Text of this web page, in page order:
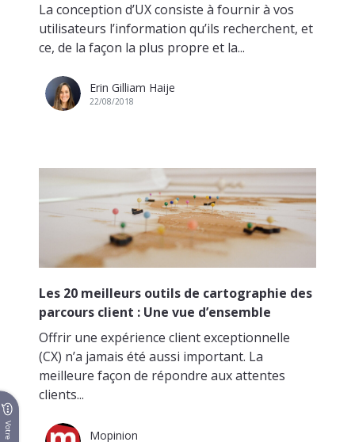
La conception d’UX consiste à fournir à vos
utilisateurs l’information qu’ils recherchent, et
ce, de la façon la plus propre et la...
Erin Gilliam Haije
22/08/2018
Les 20 meilleurs outils de cartographie des
parcours client : Une vue d’ensemble
Offrir une expérience client exceptionnelle
(CX) n’a jamais été aussi important. La
meilleure façon de répondre aux attentes
clients...
Mopinion